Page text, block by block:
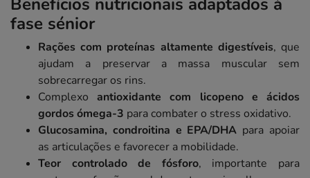
fase sénior
Rações com proteínas altamente digestíveis, que
ajudam a preservar a massa muscular sem
sobrecarregar os rins.
Complexoantioxidante com licopeno e ácidos
gordos ómega-3 para combater o stress oxidativo.
Glucosamina, condroitina e EPA/DHA para apoiar
as articulações e favorecer a mobilidade.
Teor controlado de fósforo, importante para